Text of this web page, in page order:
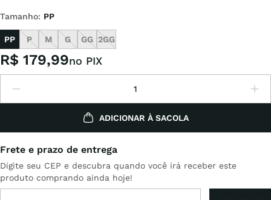
Tamanho: PP
PP P M G GG 2GG
R$ 179,99no PIX
ADICIONAR À SACOLA